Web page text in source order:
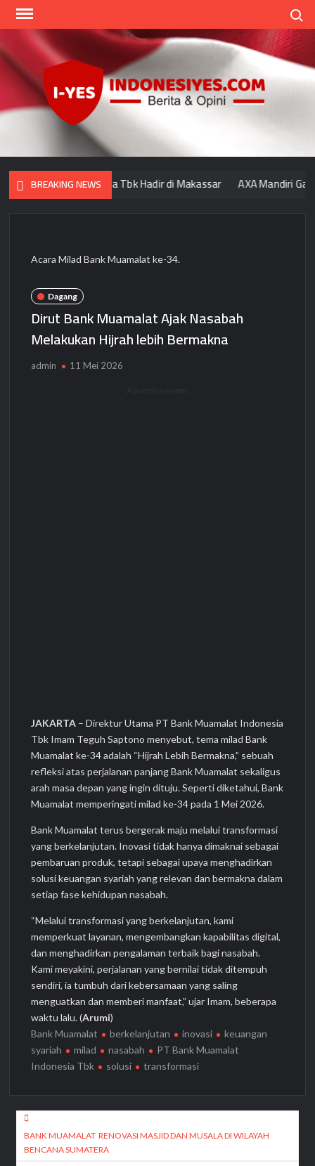
Skip
BREAKING NEWS
Indonesia Tbk Hadir di Makassar AXA Mandiri
Acara Milad Bank Muamalat ke-34.
Dagang
Dirut Bank Muamalat Ajak Nasabah
Melakukan Hijrah lebih Bermakna
admin 11 Mei 2026
JAKARTA – Direktur Utama PT Bank Muamalat Indonesia
Tbk Imam Teguh Saptono menyebut, tema milad Bank
Muamalat ke-34 adalah “Hijrah Lebih Bermakna,” sebuah
refleksi atas perjalanan panjang Bank Muamalat sekaligus
arah masa depan yang ingin dituju. Seperti diketahui, Bank
Muamalat memperingati milad ke-34 pada 1 Mei 2026.
Bank Muamalat terus bergerak maju melalui transformasi
yang berkelanjutan. Inovasi tidak hanya dimaknai sebagai
pembaruan produk, tetapi sebagai upaya menghadirkan
solusi keuangan syariah yang relevan dan bermakna dalam
setiap fase kehidupan nasabah.
“Melalui transformasi yang berkelanjutan, kami
memperkuat layanan, mengembangkan kapabilitas digital,
dan menghadirkan pengalaman terbaik bagi nasabah.
Kami meyakini, perjalanan yang bernilai tidak ditempuh
sendiri, ia tumbuh dari kebersamaan yang saling
menguatkan dan memberi manfaat,” ujar Imam, beberapa
waktu lalu. (Arumi)
Bank Muamalat
berkelanjutan inovasi
keuangan
syariah
milad nasabah
PT Bank Muamalat
Indonesia Tbk
solusi transformasi
Navigasi
pos
BANK MUAMALAT RENOVASI MASJID DAN MUSALA DI WILAYAH
BENCANA SUMATERA